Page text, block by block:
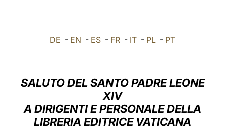
العربيّة
中文
LATINE
DE - EN - ES - FR - IT - PL - PT
SALUTO DEL SANTO PADRE LEONE
XIV
A DIRIGENTI E PERSONALE DELLA
LIBRERIA EDITRICE VATICANA